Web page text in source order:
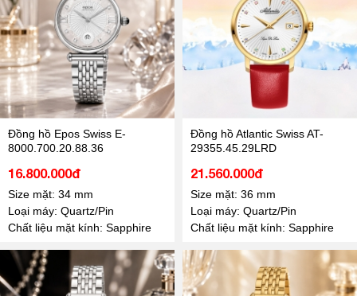
Đồng hồ Epos Swiss E-
8000.700.20.88.36
16.800.000đ
Size mặt: 34 mm
Loại máy: Quartz/Pin
Chất liệu mặt kính: Sapphire
Đồng hồ Atlantic Swiss AT-
29355.45.29LRD
21.560.000đ
Size mặt: 36 mm
Loại máy: Quartz/Pin
Chất liệu mặt kính: Sapphire